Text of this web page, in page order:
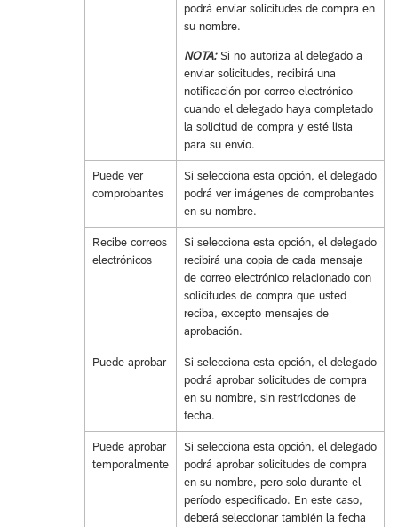
podrá enviar solicitudes de compra en
su nombre.
NOTA:Si no autoriza al delegado a
enviar solicitudes, recibirá una
notificación por correo electrónico
cuando el delegado haya completado
la solicitud de compra y esté lista
para su envío.
Puede ver
comprobantes
Si selecciona esta opción, el delegado
podrá ver imágenes de comprobantes
en su nombre.
Recibe correos
electrónicos
Si selecciona esta opción, el delegado
recibirá una copia de cada mensaje
de correo electrónico relacionado con
solicitudes de compra que usted
reciba, excepto mensajes de
aprobación.
Puede aprobar
Si selecciona esta opción, el delegado
podrá aprobar solicitudes de compra
en su nombre, sin restricciones de
fecha.
Puede aprobar
temporalmente
Si selecciona esta opción, el delegado
podrá aprobar solicitudes de compra
en su nombre, pero solo durante el
período especificado. En este caso,
deberá seleccionar también la fecha